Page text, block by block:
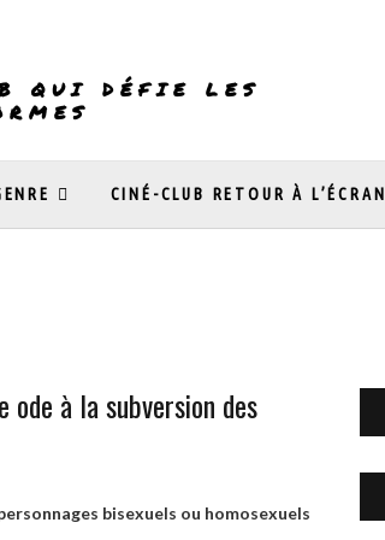
QUI DÉFIE LES
CINÉ-CLUB RETOUR À L’ÉCRAN
ode à la subversion des